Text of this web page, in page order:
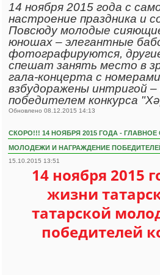
14 ноября 2015 года с
настроение праздника и
Повсюду молодые
юношах – элегантные
фотографируются,
спешат занять место в
гала-концерта с
взбудоражены интригой
победителем конкурса
Обновлено 08.12.2015 14:13
СКОРО!!! 14 НОЯБРЯ 2015 ГОДА -
МОЛОДЕЖИ И НАГРАЖДЕНИЕ
15.10.2015 13:51
14 ноября 2015
жизни
татарской
победителей